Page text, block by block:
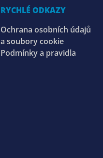
RYCHLÉ ODKAZY
Ochrana osobních údajů
a soubory cookie
Podmínky a pravidla